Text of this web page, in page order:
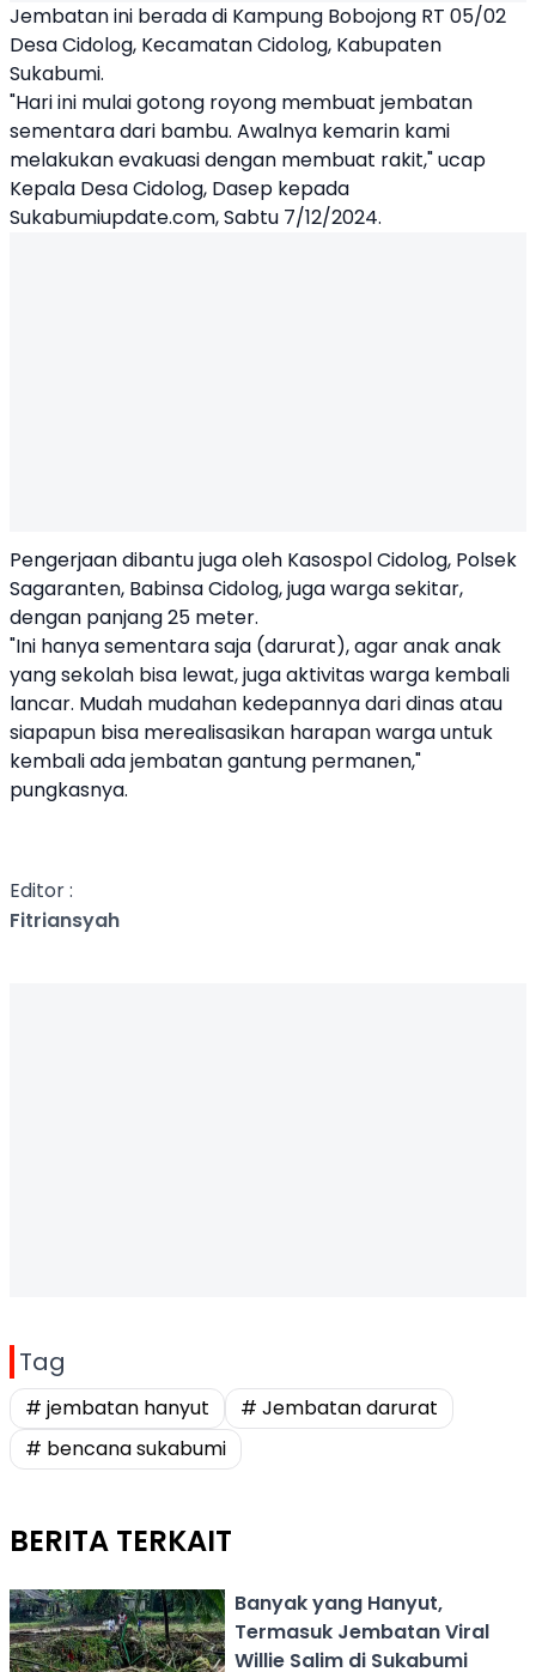
Jembatan ini berada di Kampung Bobojong RT 05/02
Desa Cidolog, Kecamatan Cidolog, Kabupaten
Sukabumi.
"Hari ini mulai gotong royong membuat jembatan
sementara dari bambu. Awalnya kemarin kami
melakukan evakuasi dengan membuat rakit," ucap
Kepala Desa Cidolog, Dasep kepada
Sukabumiupdate.com, Sabtu 7/12/2024.
Pengerjaan dibantu juga oleh Kasospol Cidolog, Polsek
Sagaranten, Babinsa Cidolog, juga warga sekitar,
dengan panjang 25 meter.
"Ini hanya sementara saja (darurat), agar anak anak
yang sekolah bisa lewat, juga aktivitas warga kembali
lancar. Mudah mudahan kedepannya dari dinas atau
siapapun bisa merealisasikan harapan warga untuk
kembali ada jembatan gantung permanen,"
pungkasnya.
Editor :
Fitriansyah
Tag
# jembatan hanyut
# Jembatan darurat
# bencana sukabumi
BERITA TERKAIT
Banyak yang Hanyut,
Termasuk Jembatan Viral
Willie Salim di Sukabumi